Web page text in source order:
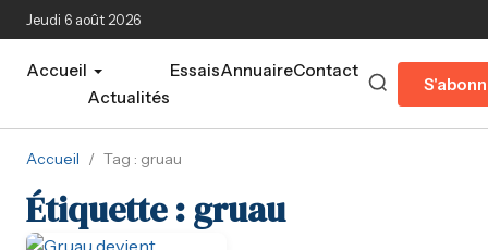
Aller au contenu principal
Jeudi 6 août 2026
Accueil
Actualités
EssaisAnnuaireContact
Accueil / Tag : gruau
Étiquette :gruau